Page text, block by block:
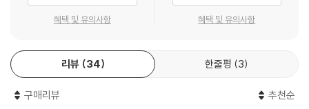
도, 염병이 돌아도, 도둑이 들어도 같이 대처해야 했다. 그들은 어쩔 수 없
이 ‘공동체’를 구성해야 했고, 그 안에서 일상적 관계가 형성되었다. 이런
는 이웃에 자선을 베풀지 않을 도리가 없었을 것이다. 그것은 도덕적 의무
감이라기보다는 일상적 관계가 만들어내는 연대의식이었다. ---pp.55~
56
역사적 사실과 고전 자료에 대한 적절한 참조, 탄탄한 역사적 지식에 기반
는 비판적 성찰 등을 고루 담은 이 책은 200여 컷의 풍부한 사진자료와 함
께 학생들부터 연구자들까지 다양한 독자들이 즐길 수 있는 흥미로운 읽을
거리를 제공할 것이다.
혜택 및 유의사항 혜택 및 유의사항
리뷰 34 한줄평 3
구매리뷰 추천순